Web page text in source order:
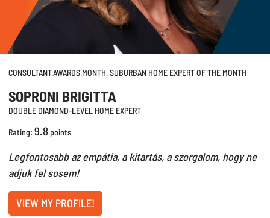
CONSULTANT.AWARDS.MONTH. SUBURBAN HOME EXPERT OF THE MONTH
SOPRONI BRIGITTA
DOUBLE DIAMOND-LEVEL HOME EXPERT
Rating:9.8 points
Legfontosabb az empátia, a kitartás, a szorgalom, hogy ne
adjuk fel sosem!
VIEW MY PROFILE!